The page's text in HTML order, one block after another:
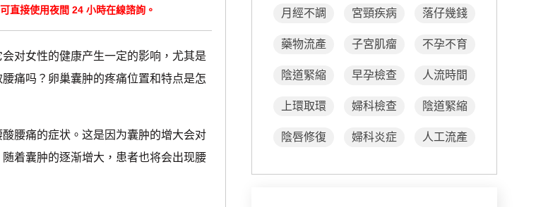
直接使用夜間 24 小時在線諮詢。
对女性的健康产生一定的影响，尤其是
痛吗？卵巢囊肿的疼痛位置和特点是怎
腰痛的症状。这是因为囊肿的增大会对
着囊肿的逐渐增大，患者也将会出现腰
月經不調 宮頸疾病 落仔幾錢
藥物流產 子宮肌瘤 不孕不育
陰道緊縮 早孕檢查 人流時間
上環取環 婦科檢查 陰道緊縮
陰唇修復 婦科炎症 人工流產